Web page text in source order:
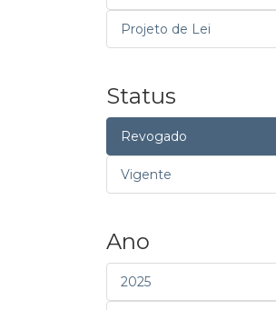
Projeto de Lei
Status
Revogado
Vigente
Ano
2025